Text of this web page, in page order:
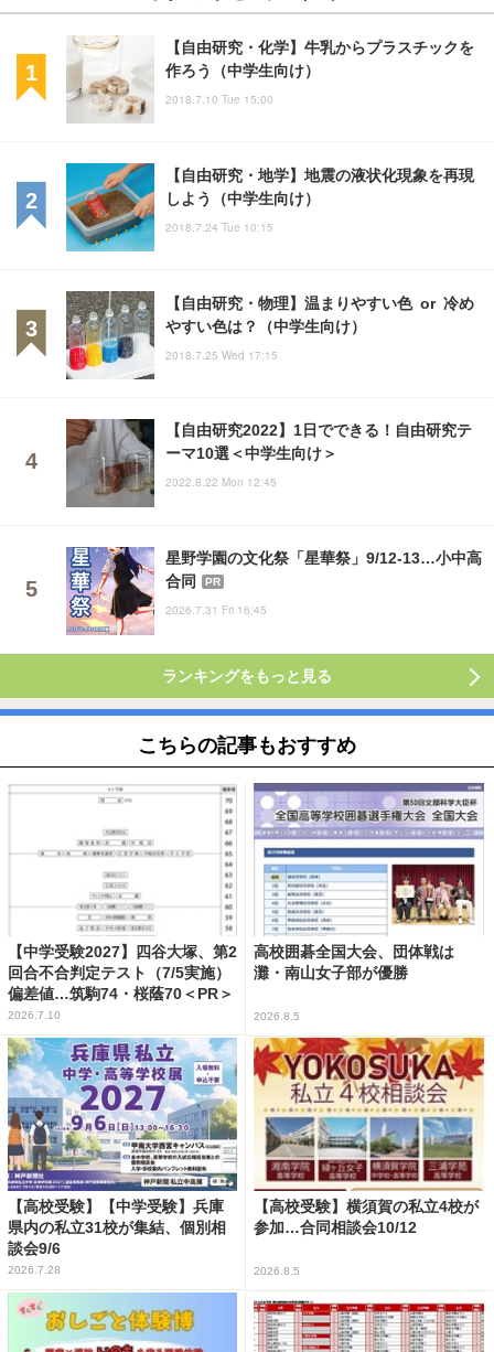
【自由研究・化学】牛乳からプラスチックを
作ろう（中学生向け）
2018.7.10 Tue 15:00
【自由研究・地学】地震の液状化現象を再現
しよう（中学生向け）
2018.7.24 Tue 10:15
【自由研究・物理】温まりやすい色 or 冷め
やすい色は？（中学生向け）
2018.7.25 Wed 17:15
【自由研究2022】1日でできる！自由研究テ
ーマ10選＜中学生向け＞
2022.8.22 Mon 12:45
星野学園の文化祭「星華祭」9/12-13…小中高
合同
PR
2026.7.31 Fri 16:45
ランキングをもっと見る
こちらの記事もおすすめ
【中学受験2027】四谷大塚、第2
回合不合判定テスト（7/5実施）
偏差値…筑駒74・桜蔭70＜PR＞
2026.7.10
高校囲碁全国大会、団体戦は
灘・南山女子部が優勝
2026.8.5
【高校受験】【中学受験】兵庫
県内の私立31校が集結、個別相
談会9/6
2026.7.28
【高校受験】横須賀の私立4校が
参加…合同相談会10/12
2026.8.5